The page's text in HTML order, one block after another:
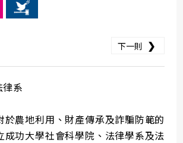
下一則 ❯
系
於農地利用、財產傳承及詐騙防範的
成功大學社會科學院、法律學系及法